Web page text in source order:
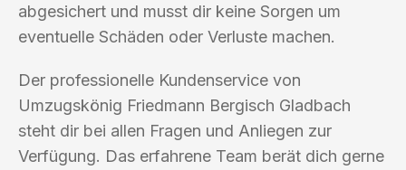
abgesichert und musst dir keine Sorgen um
eventuelle Schäden oder Verluste machen.
Der professionelle Kundenservice von
Umzugskönig Friedmann Bergisch Gladbach
steht dir bei allen Fragen und Anliegen zur
Verfügung. Das erfahrene Team berät dich gerne